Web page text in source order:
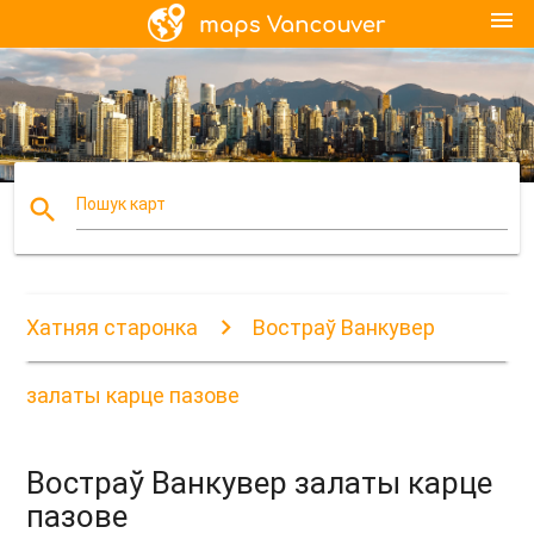
menu
search Пошук карт
Хатняя старонка Востраў Ванкувер
залаты карце пазове
Востраў Ванкувер залаты карце
пазове